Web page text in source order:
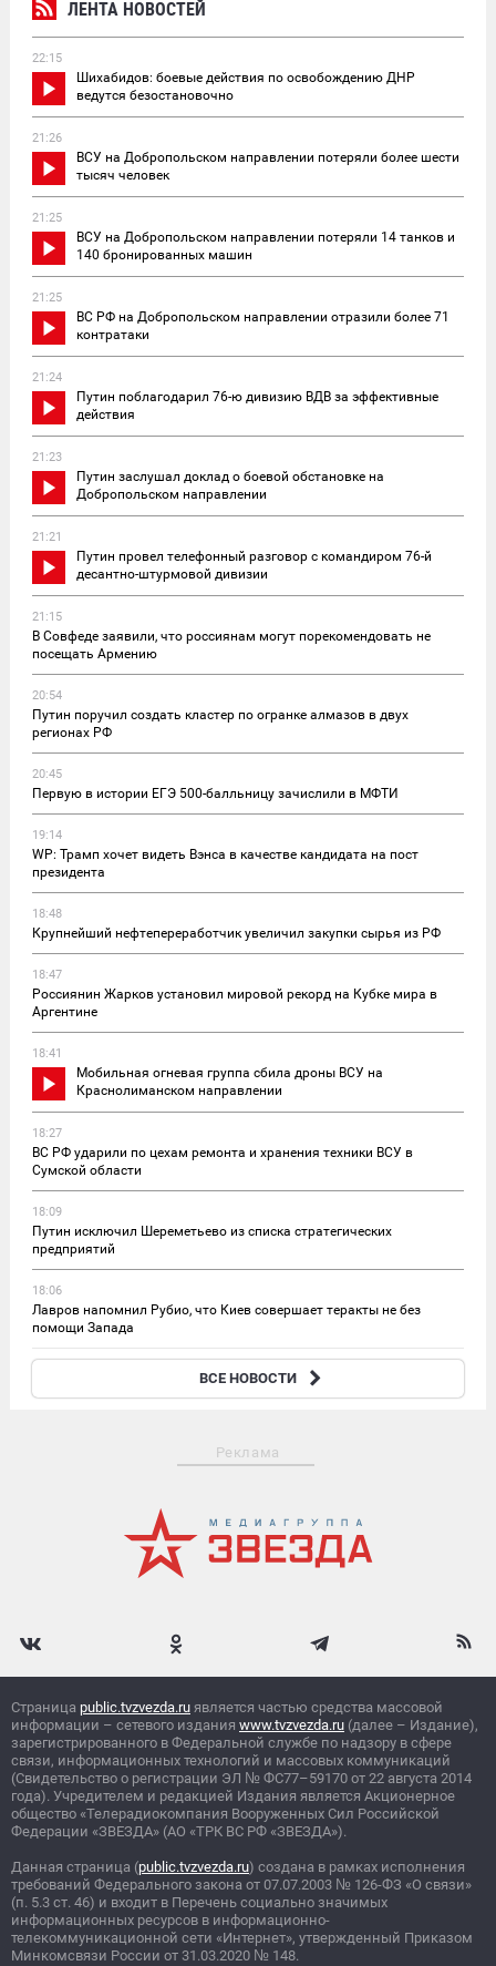
ЛЕНТА НОВОСТЕЙ
22:15
Шихабидов: боевые действия по освобождению ДНР
ведутся безостановочно
21:26
ВСУ на Добропольском направлении потеряли более шести
тысяч человек
21:25
ВСУ на Добропольском направлении потеряли 14 танков и
140 бронированных машин
21:25
ВС РФ на Добропольском направлении отразили более 71
контратаки
21:24
Путин поблагодарил 76-ю дивизию ВДВ за эффективные
действия
21:23
Путин заслушал доклад о боевой обстановке на
Добропольском направлении
21:21
Путин провел телефонный разговор с командиром 76-й
десантно-штурмовой дивизии
21:15
В Совфеде заявили, что россиянам могут порекомендовать не
посещать Армению
20:54
Путин поручил создать кластер по огранке алмазов в двух
регионах РФ
20:45
Первую в истории ЕГЭ 500-балльницу зачислили в МФТИ
19:14
WP: Трамп хочет видеть Вэнса в качестве кандидата на пост
президента
18:48
Крупнейший нефтепереработчик увеличил закупки сырья из РФ
18:47
Россиянин Жарков установил мировой рекорд на Кубке мира в
Аргентине
18:41
Мобильная огневая группа сбила дроны ВСУ на
Краснолиманском направлении
18:27
ВС РФ ударили по цехам ремонта и хранения техники ВСУ в
Сумской области
18:09
Путин исключил Шереметьево из списка стратегических
предприятий
18:06
Лавров напомнил Рубио, что Киев совершает теракты не без
помощи Запада
В Минобороны Литвы предрекли атаку дронов ВСУ на Прибалтику
ВСЕ НОВОСТИ
Реклама
Страница public.tvzvezda.ru является частью средства массовой
информации – сетевого издания www.tvzvezda.ru (далее – Издание),
зарегистрированного в Федеральной службе по надзору в сфере
связи, информационных технологий и массовых коммуникаций
(Свидетельство о регистрации ЭЛ № ФС77–59170 от 22 августа 2014
года). Учредителем и редакцией Издания является Акционерное
общество «Телерадиокомпания Вооруженных Сил Российской
Федерации «ЗВЕЗДА» (АО «ТРК ВС РФ «ЗВЕЗДА»).
Данная страница (public.tvzvezda.ru) создана в рамках исполнения
требований Федерального закона от 07.07.2003 № 126-ФЗ «О связи»
(п. 5.3 ст. 46) и входит в Перечень социально значимых
информационных ресурсов в информационно-
телекоммуникационной сети «Интернет», утвержденный Приказом
Минкомсвязи России от 31.03.2020 № 148.